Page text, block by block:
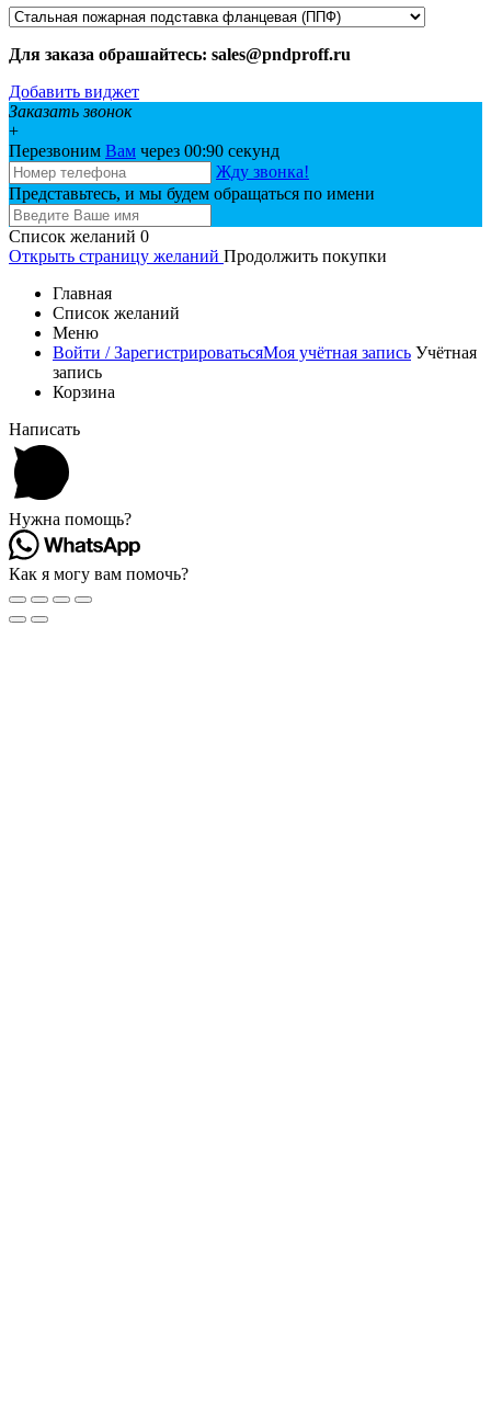
Для заказа обрашайтесь: sales@pndproff.ru
Добавить виджет
Заказать звонок
+
Перезвоним Вам через 00:90 секунд
Жду звонка!
Представьтесь, и мы будем обращаться по имени
Список желаний 0
Открыть страницу желаний Продолжить покупки
Главная
Список желаний
Меню
Войти / ЗарегистрироватьсяМоя учётная запись Учётная
запись
Корзина
Написать
Нужна помощь?
Как я могу вам помочь?